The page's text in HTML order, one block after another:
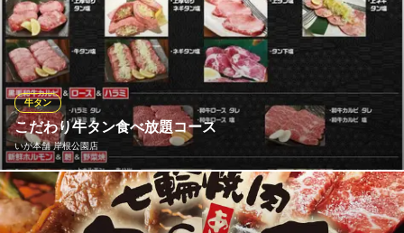
2時間火鍋食べ放題♪《ラム×牛×豚×鶏×野菜全て食べ放題！》お1
人様3,828円 前菜からデザートまですべてお替わり自由
個室貸切×食べ放題×中華 火鍋雅叙宴 新横浜
新横浜薬膳火鍋食べ放題
横浜市営地下鉄新横浜駅 徒歩5分
神奈川県横浜市港北区新横浜3-1-2 1F
こだわり牛タン食べ放題コース
いが本舗 岸根公園店
牛タン
こだわり牛タン食べ放題コース開始 コースメニュー 牛タ
ン 7品 和牛カルビ 和牛ロース ハラミ 6品 新鮮ホルモン